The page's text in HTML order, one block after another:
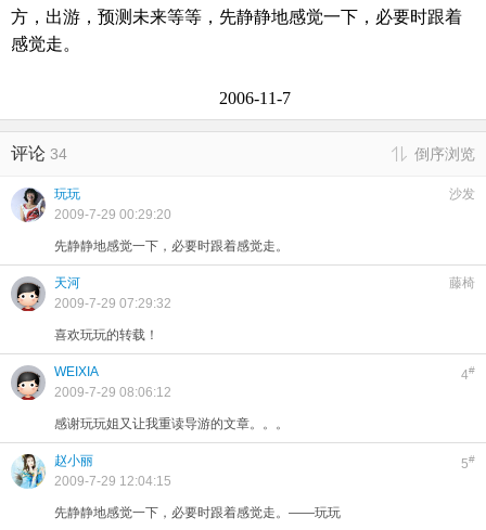
方，出游，预测未来等等，先静静地感觉一下，必要时跟着
感觉走。
2006-11-7
评论 34 倒序浏览
沙发
玩玩
2009-7-29 00:29:20
先静静地感觉一下，必要时跟着感觉走。
藤椅
天河
2009-7-29 07:29:32
喜欢玩玩的转载！
4#
WEIXIA
2009-7-29 08:06:12
感谢玩玩姐又让我重读导游的文章。。。
5#
赵小丽
2009-7-29 12:04:15
先静静地感觉一下，必要时跟着感觉走。——玩玩